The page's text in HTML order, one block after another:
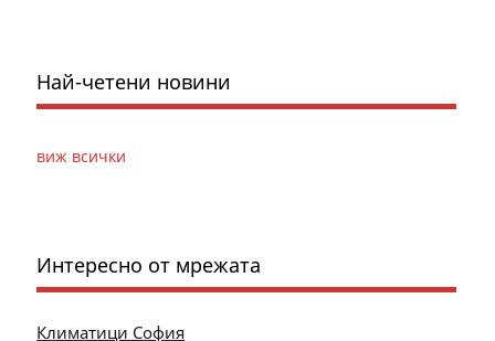
Най-четени новини
виж всички
Интересно от мрежата
Климатици София